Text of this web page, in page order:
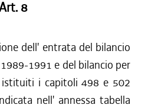
8
dell' entrata del bilancio
1991 e del bilancio per
i capitoli 498 e 502
nell' annessa tabella